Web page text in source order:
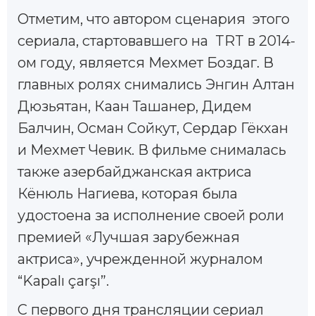
Отметим, что автором сценария этого
сериала, стартовавшего на TRT в 2014-
ом году, является Мехмет Боздаг. В
главных ролях снимались Энгин Алтан
Дюзьятан, Каан Ташанер, Дидем
Балчин, Осман Сойкут, Сердар Гёкхан
и Мехмет Чевик. В фильме снималась
также азербайджанская актриса
Кёнюль Нагиева, которая была
удостоена за исполнение своей роли
премией «Лучшая зарубежная
актриса», учрежденной журналом
“Kapalı çarşı”.
С первого дня трансляции сериал